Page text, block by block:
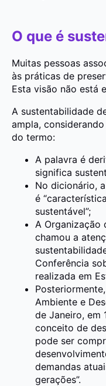
O que é
Muitas pessoas
às práticas de
Esta visão não está
A sustentabilidade
ampla,
do termo:
A palavra é
significa
No dicionário,
é
sustentável”;
A Organização
chamou a
Conferência
realizada em
Ambiente e
de Janeiro, em
conceito de
pode ser
demandas
gerações”.